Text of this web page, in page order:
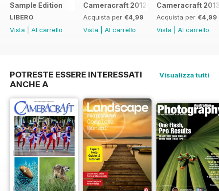
Sample Edition
LIBERO
Vista
Al carrello
Cameracraft 2012-13
Acquista per €4,99
Vista
Al carrello
Cameracraft
Acquista per €4,99
Vista
Al carrello
POTRESTE ESSERE INTERESSATI
ANCHE A
Visualizza tutti